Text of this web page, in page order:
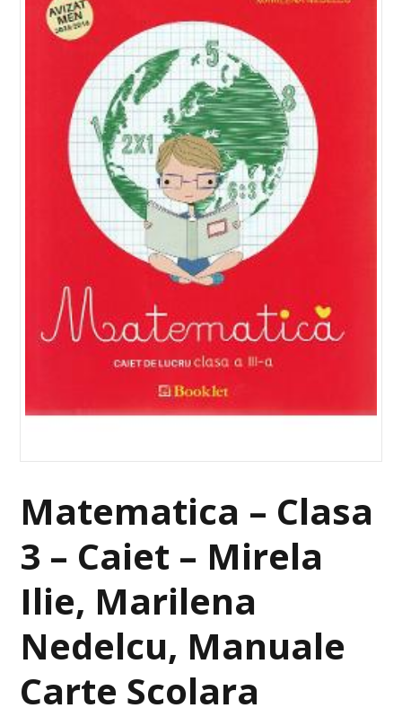
Matematica – Clasa
3 – Caiet – Mirela
Ilie, Marilena
Nedelcu, Manuale
Carte Scolara